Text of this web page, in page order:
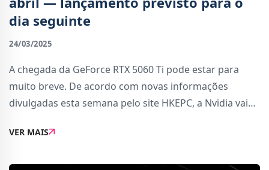
dia seguinte
24/03/2025
A chegada da GeForce RTX 5060 Ti pode estar para
muito breve. De acordo com novas informações
divulgadas esta semana pelo site HKEPC, a Nvidia vai
lançamento e início das vendas já no dia
VER MAIS